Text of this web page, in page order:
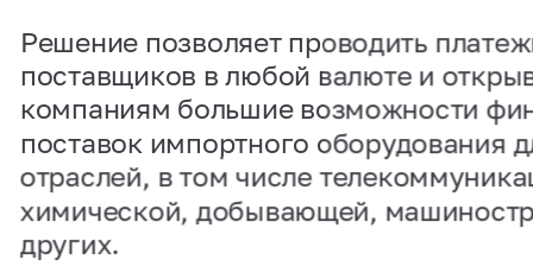
Решение позволяет проводить
поставщиков в любой валюте и
компаниям большие возможности
поставок импортного оборудования
отраслей, в том числе
химической, добывающей,
других.